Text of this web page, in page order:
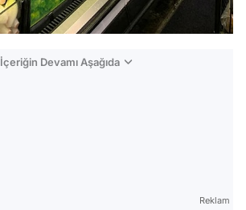
İçeriğin Devamı Aşağıda
Reklam